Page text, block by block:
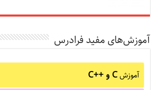
آموزش‌های مفید فرادرس
آموزشC و C++‎